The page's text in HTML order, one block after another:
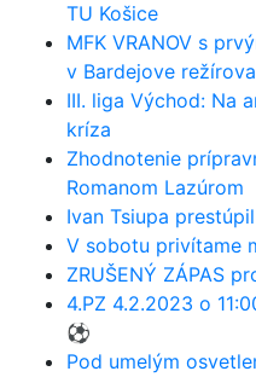
TU Košice
MFK VRANOV s
v Bardejove
III. liga Východ: Na
kríza
Zhodnotenie
Romanom Lazúrom
Ivan Tsiupa
V sobotu privítame
ZRUŠENÝ ZÁPAS
4.PZ 4.2.2023 o
⚽️
Pod umelým